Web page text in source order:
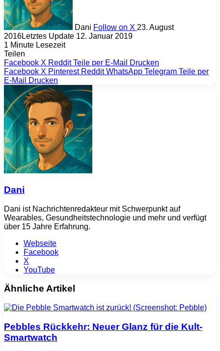
Dani Follow on X 23. August
2016Letztes Update 12. Januar 2019
1 Minute Lesezeit
Teilen
Facebook X Reddit Teile per E-Mail
Drucken
Facebook X Pinterest Reddit WhatsApp Telegram Teile per
E-Mail
Drucken
Dani
Dani ist Nachrichtenredakteur mit Schwerpunkt auf
Wearables, Gesundheitstechnologie und mehr und verfügt
über 15 Jahre Erfahrung.
Webseite
Facebook
X
YouTube
Ähnliche Artikel
Pebbles Rückkehr: Neuer Glanz für die Kult-
Smartwatch